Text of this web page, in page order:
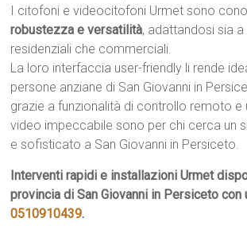
I citofoni e videocitofoni Urmet sono
robustezza e versatilità, adattandosi sia
residenziali che commerciali.
La loro interfaccia user-friendly li rende
persone anziane di San Giovanni in
grazie a funzionalità di controllo remoto e
video impeccabile sono per chi cerca un
e sofisticato a San Giovanni in Persiceto.
Interventi rapidi e installazioni Urmet
provincia di San Giovanni in Persiceto con
0510910439.